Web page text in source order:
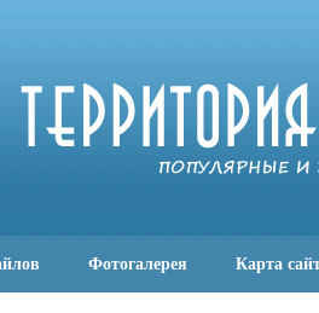
Фотогалерея Карта